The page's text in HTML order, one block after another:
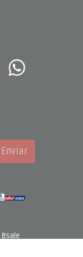
Enviar
Bsale